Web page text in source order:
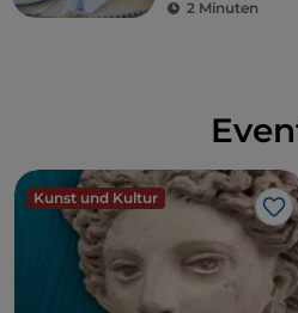
2 Minuten
Kunst und Kultur